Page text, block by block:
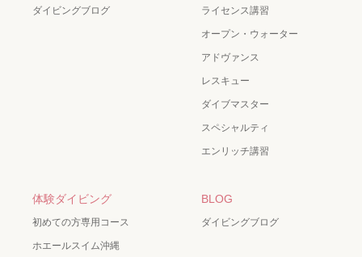
ダイビングブログ ライセンス講習
オープン・ウォーター
アドヴァンス
レスキュー
ダイブマスター
スペシャルティ
エンリッチ講習
体験ダイビング
初めての方専用コース
ホエールスイム沖縄
BLOG
ダイビングブログ